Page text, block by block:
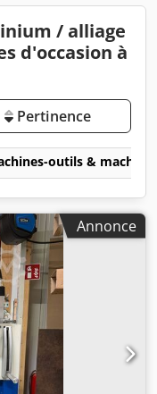
/ alliage
d'occasion à
Pertinence
outils &
Annonce